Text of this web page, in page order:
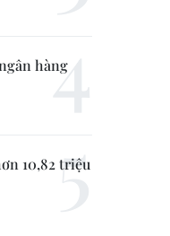
hàng
10,82 triệu